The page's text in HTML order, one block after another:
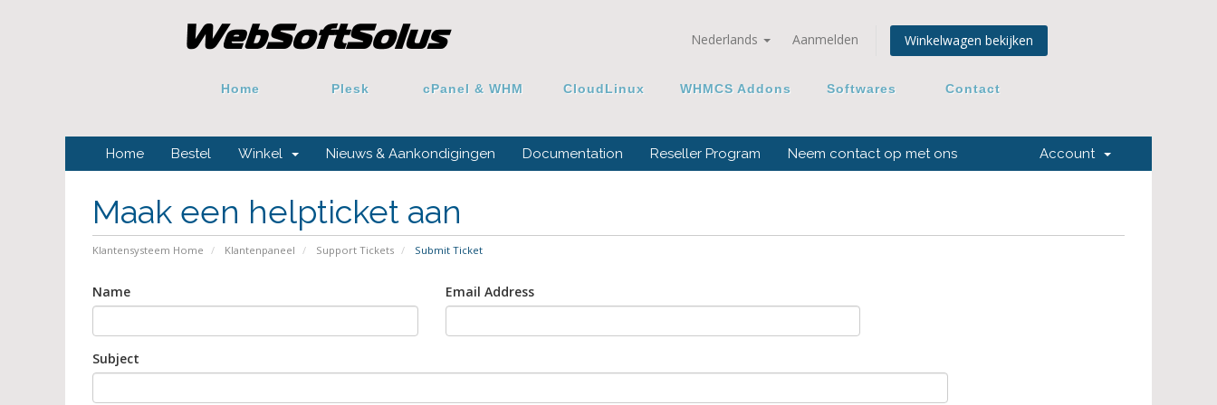
Nederlands Aanmelden Winkelwagen bekijken
Home Plesk cPanel & WHM CloudLinux WHMCS Addons Softwares Contact
Home Bestel Winkel Nieuws & Aankondigingen Documentation Reseller Program Neem contact op met ons Account
Maak een helpticket aan
Klantensysteem Home Klantenpaneel Support Tickets Submit Ticket
Name Email Address
Subject